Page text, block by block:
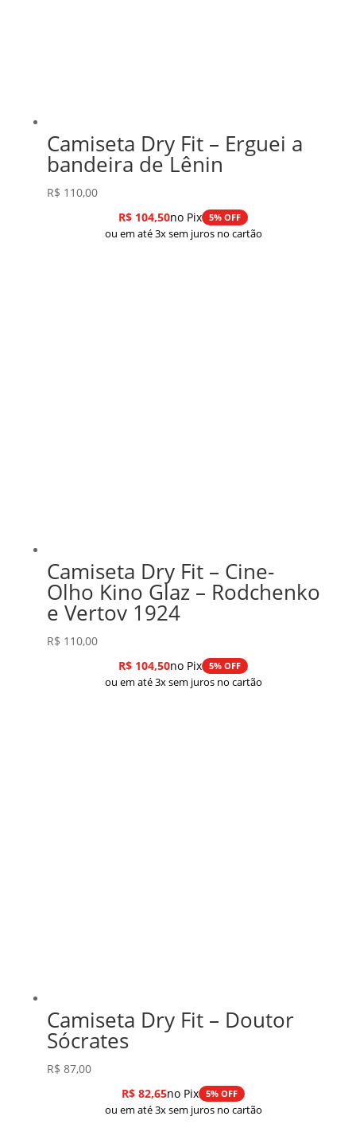
Camiseta Dry Fit – Erguei a
bandeira de Lênin
R$ 110,00
R$ 104,50no Pix 5% OFF
ou em até 3x sem juros no cartão
Camiseta Dry Fit – Cine-
Olho Kino Glaz – Rodchenko
e Vertov 1924
R$ 110,00
R$ 104,50no Pix 5% OFF
ou em até 3x sem juros no cartão
Camiseta Dry Fit – Doutor
Sócrates
R$ 87,00
R$ 82,65no Pix 5% OFF
ou em até 3x sem juros no cartão